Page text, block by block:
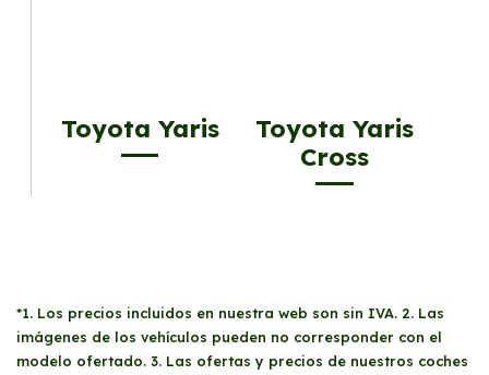
Toyota Yaris
Toyota Yaris
Cross
*1. Los precios incluidos en nuestra web son sin IVA. 2. Las
imágenes de los vehículos pueden no corresponder con el
modelo ofertado. 3. Las ofertas y precios de nuestros coches